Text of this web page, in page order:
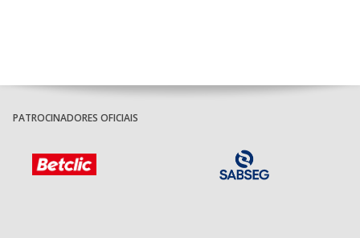
PATROCINADORES OFICIAIS